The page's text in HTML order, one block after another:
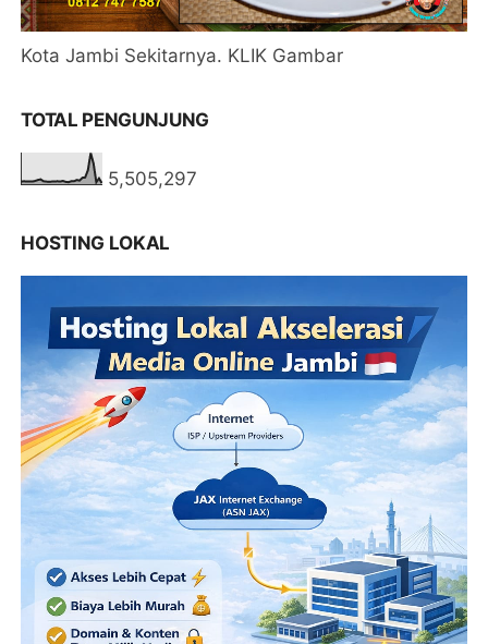
Kota Jambi Sekitarnya. KLIK Gambar
TOTAL PENGUNJUNG
5,505,297
HOSTING LOKAL